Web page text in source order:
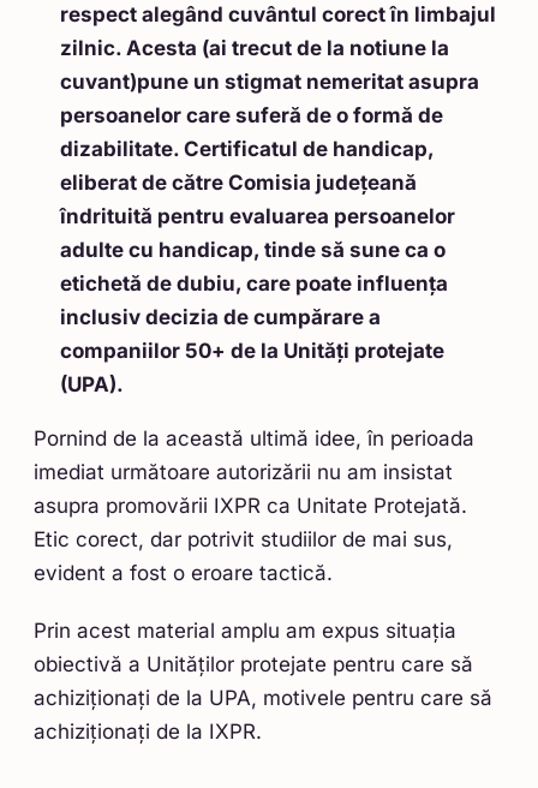
respect alegând cuvântul corect în limbajul
zilnic. Acesta (ai trecut de la notiune la
cuvant)pune un stigmat nemeritat asupra
persoanelor care suferă de o formă de
dizabilitate. Certificatul de handicap,
eliberat de către Comisia județeană
îndrituită pentru evaluarea persoanelor
adulte cu handicap, tinde să sune ca o
etichetă de dubiu, care poate influența
inclusiv decizia de cumpărare a
companiilor 50+ de la Unități protejate
(UPA).
Pornind de la această ultimă idee, în perioada
imediat următoare autorizării nu am insistat
asupra promovării IXPR ca Unitate Protejată.
Etic corect, dar potrivit studiilor de mai sus,
evident a fost o eroare tactică.
Prin acest material amplu am expus situația
obiectivă a Unităților protejate pentru care să
achiziționați de la UPA, motivele pentru care să
achiziționați de la IXPR.